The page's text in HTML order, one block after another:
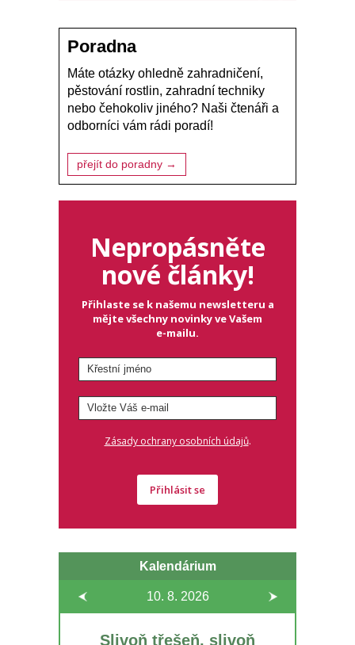
Poradna
Máte otázky ohledně zahradničení,
pěstování rostlin, zahradní techniky
nebo čehokoliv jiného? Naši čtenáři a
odborníci vám rádi poradí!
přejít do poradny →
Nepropásněte
nové články!
Přihlaste se k našemu newsletteru a
mějte všechny novinky ve Vašem
e-mailu.
Zásady ochrany osobních údajů.
Přihlásit se
Kalendárium
10. 8. 2026
Slivoň třešeň, slivoň